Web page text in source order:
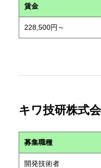
賃金
228,500円～
キワ技研株式
募集職種
開発技術者